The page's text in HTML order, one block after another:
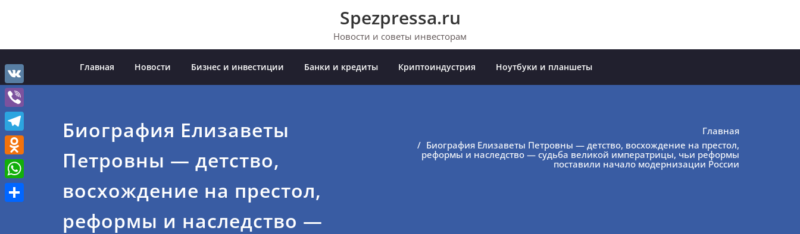
Spezpressa.ru
Новости и советы инвесторам
Главная Новости Бизнес и инвестиции Банки и кредиты Криптоиндустрия Ноутбуки и планшеты
Биография Елизаветы
Петровны — детство,
восхождение на престол,
реформы и наследство —
Главная
Биография Елизаветы Петровны — детство, восхождение на престол,
реформы и наследство — судьба великой императрицы, чьи реформы
поставили начало модернизации России
VK
Viber
Telegram
Odnoklassniki
WhatsApp